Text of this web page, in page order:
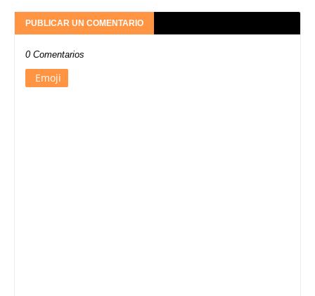
PUBLICAR UN COMENTARIO
0 Comentarios
Emoji